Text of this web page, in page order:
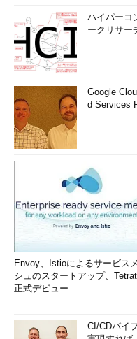
ぷらら
http://
主要なISPのメール送信設定の解
可能な限り、前述のウィザード
をピックアップしてみた。基本
（9）
SMTPサーバー： 「送信サ
ことが多い。
（10）
ポート： Outlookの［詳
（12）セキュリティで保護された
化接続の種類」欄が該当。
設定値がよく分からない
を押した後にエラーが発生
に注意して設定値を変えな
いずれの設定値も、
いる差出人のメール
バー用のものを指定す
「
ハイパーコ
ークリサー
Google
d Services
Envoy、Istioによるサービス
シュのスタートアップ、
正式デビュー
CI/CDパイ